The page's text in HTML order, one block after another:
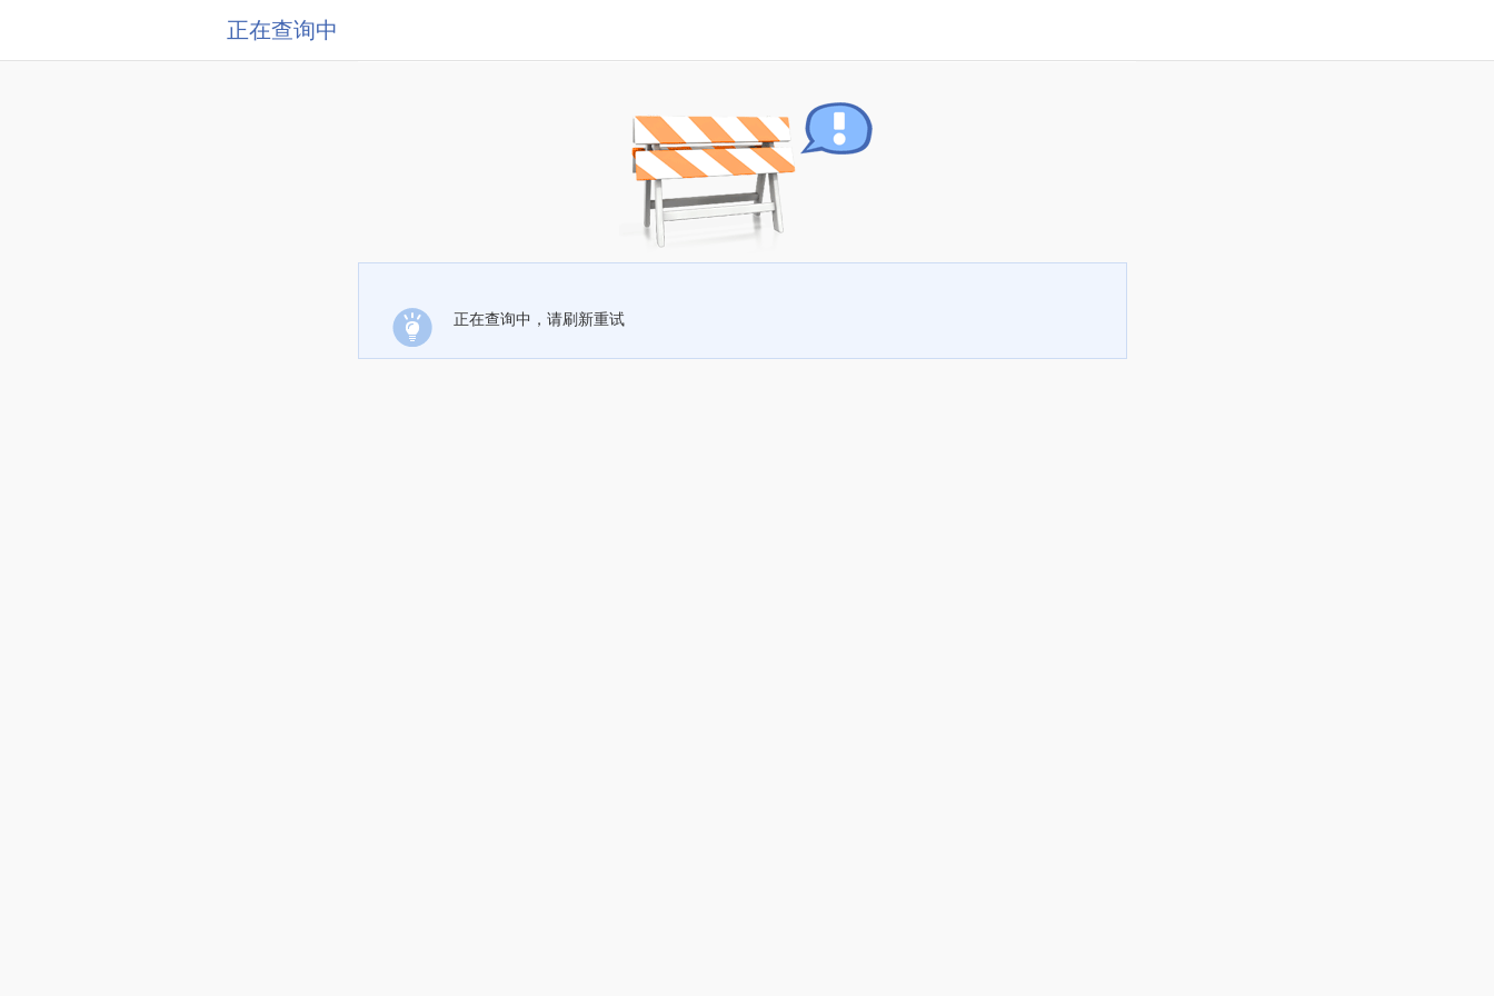
正在查询中
正在查询中，请刷新重试